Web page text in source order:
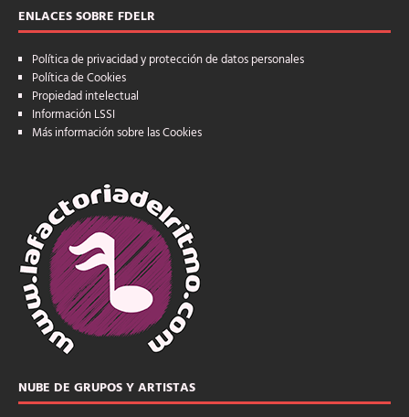
ENLACES SOBRE FDELR
Política de privacidad y protección de datos personales
Política de Cookies
Propiedad intelectual
Información LSSI
Más información sobre las Cookies
NUBE DE GRUPOS Y ARTISTAS